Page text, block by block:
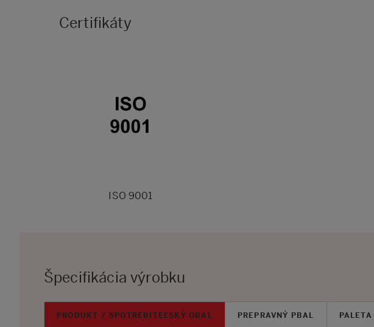
Certifikáty
ISO 9001
Špecifikácia výrobku
PRODUKT / SPOTREBITEĽSKÝ OBAL PREPRAVNÝ PBAL PALETA